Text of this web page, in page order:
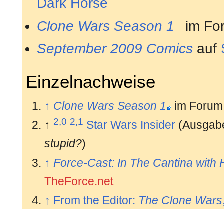
Clone Wars Season 1
im
September 2009 Comics auf
Einzelnachweise
↑ Clone Wars Season 1
im
↑ 2,0 2,1 Star Wars Insider
stupid?)
↑ Force-Cast: In The Cantina with
TheForce.net
↑ From the Editor: The Clone Wars